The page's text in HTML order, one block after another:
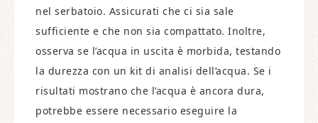
nel serbatoio. Assicurati che ci sia sale
sufficiente e che non sia compattato. Inoltre,
osserva se l’acqua in uscita è morbida, testando
la durezza con un kit di analisi dell’acqua. Se i
risultati mostrano che l’acqua è ancora dura,
potrebbe essere necessario eseguire la